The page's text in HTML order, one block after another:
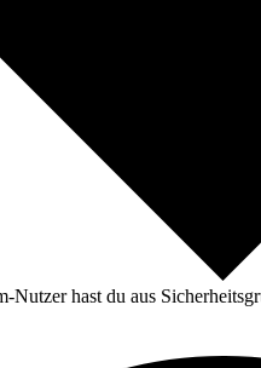
Nutzer hast du aus